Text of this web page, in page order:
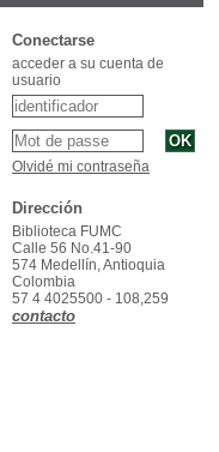
Conectarse
acceder a su cuenta de
usuario
Olvidé mi contraseña
Dirección
Biblioteca FUMC
Calle 56 No.41-90
574 Medellín, Antioquia
Colombia
57 4 4025500 - 108,259
contacto